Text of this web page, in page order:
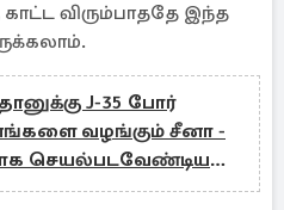
விரும்பாததே இந்த
J-35 போர்
வழங்கும் சீனா -
செயல்படவேண்டிய
இந்தியா